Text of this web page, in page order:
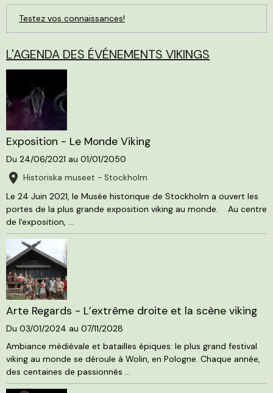
Testez vos connaissances!
L'AGENDA DES ÉVÉNEMENTS VIKINGS
Exposition - Le Monde Viking
Du 24/06/2021 au 01/01/2050
Historiska museet - Stockholm
Le 24 Juin 2021, le Musée historique de Stockholm a ouvert les
portes de la plus grande exposition viking au monde. Au centre
de l'exposition, ...
Arte Regards - L’extrême droite et la scène viking
Du 03/01/2024 au 07/11/2028
Ambiance médiévale et batailles épiques: le plus grand festival
viking au monde se déroule à Wolin, en Pologne. Chaque année,
des centaines de passionnés ...